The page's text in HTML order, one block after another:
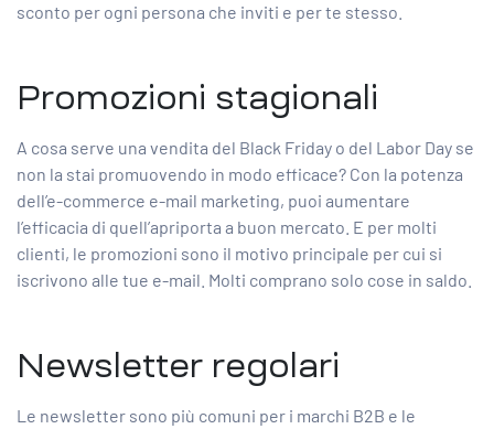
sconto per ogni persona che inviti e per te stesso.
Promozioni stagionali
A cosa serve una vendita del Black Friday o del Labor Day se
non la stai promuovendo in modo efficace? Con la potenza
dell’e-commerce e-mail marketing, puoi aumentare
l’efficacia di quell’apriporta a buon mercato. E per molti
clienti, le promozioni sono il motivo principale per cui si
iscrivono alle tue e-mail. Molti comprano solo cose in saldo.
Newsletter regolari
Le newsletter sono più comuni per i marchi B2B e le